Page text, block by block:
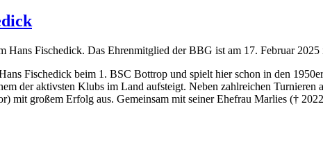
Hans Fischedick. Das Ehrenmitglied der BBG ist am 17. Februar
Fischedick beim 1. BSC Bottrop und spielt hier schon in den
der aktivsten Klubs im Land aufsteigt. Neben zahlreichen
mit großem Erfolg aus. Gemeinsam mit seiner Ehefrau Marlies (†